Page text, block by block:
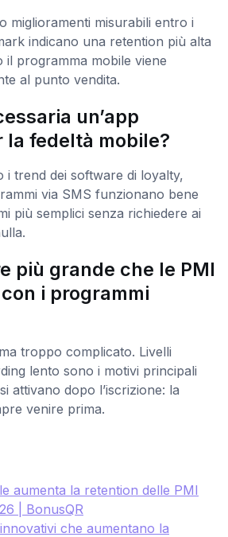
miglioramenti misurabili entro i
indicano una retention più alta
il programma mobile viene
al punto vendita.
un’app
la fedeltà mobile?
i trend dei software di loyalty,
via SMS funzionano bene
più semplici senza richiedere ai
più grande che le PMI
i programmi
troppo complicato. Livelli
lento sono i motivi principali
attivano dopo l’iscrizione: la
venire prima.
aumenta la retention delle PMI
| BonusQR
che aumentano la